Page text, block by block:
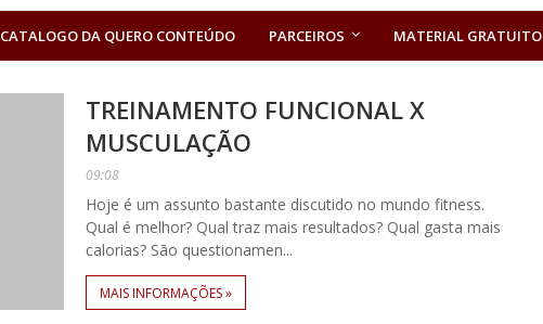
CATALOGO DA QUERO CONTEÚDO PARCEIROS MATERIAL GRATUITO
TREINAMENTO FUNCIONAL X
MUSCULAÇÃO
09:08
Hoje é um assunto bastante discutido no mundo fitness.
Qual é melhor? Qual traz mais resultados? Qual gasta mais
calorias? São questionamen...
MAIS INFORMAÇÕES »